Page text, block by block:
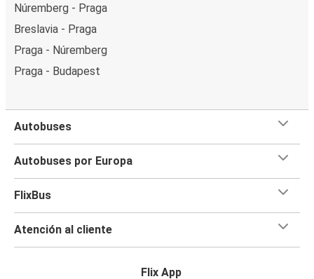
Núremberg - Praga
Breslavia - Praga
Praga - Núremberg
Praga - Budapest
Autobuses
Autobuses por Europa
FlixBus
Atención al cliente
Flix App